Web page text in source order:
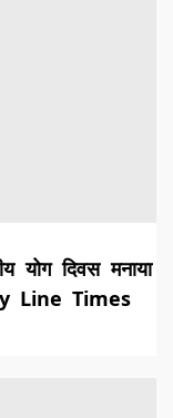
योग दिवस मनाया
Line Times